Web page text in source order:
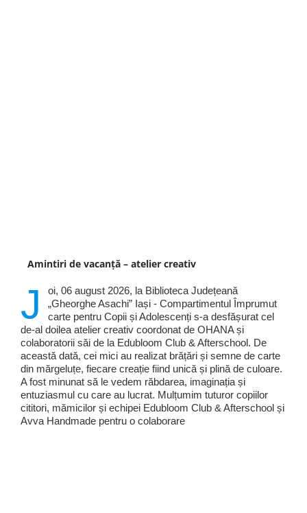
Amintiri de vacanță – atelier creativ
J
oi, 06 august 2026, la Biblioteca Județeană
„Gheorghe Asachi” Iași - Compartimentul Împrumut
carte pentru Copii și Adolescenți s-a desfășurat cel
de-al doilea atelier creativ coordonat de OHANA și
colaboratorii săi de la Edubloom Club & Afterschool. De
această dată, cei mici au realizat brățări și semne de carte
din mărgeluțe, fiecare creație fiind unică și plină de culoare.
A fost minunat să le vedem răbdarea, imaginația și
entuziasmul cu care au lucrat. Mulțumim tuturor copiilor
cititori, mămicilor și echipei Edubloom Club & Afterschool și
Avva Handmade pentru o colaborare